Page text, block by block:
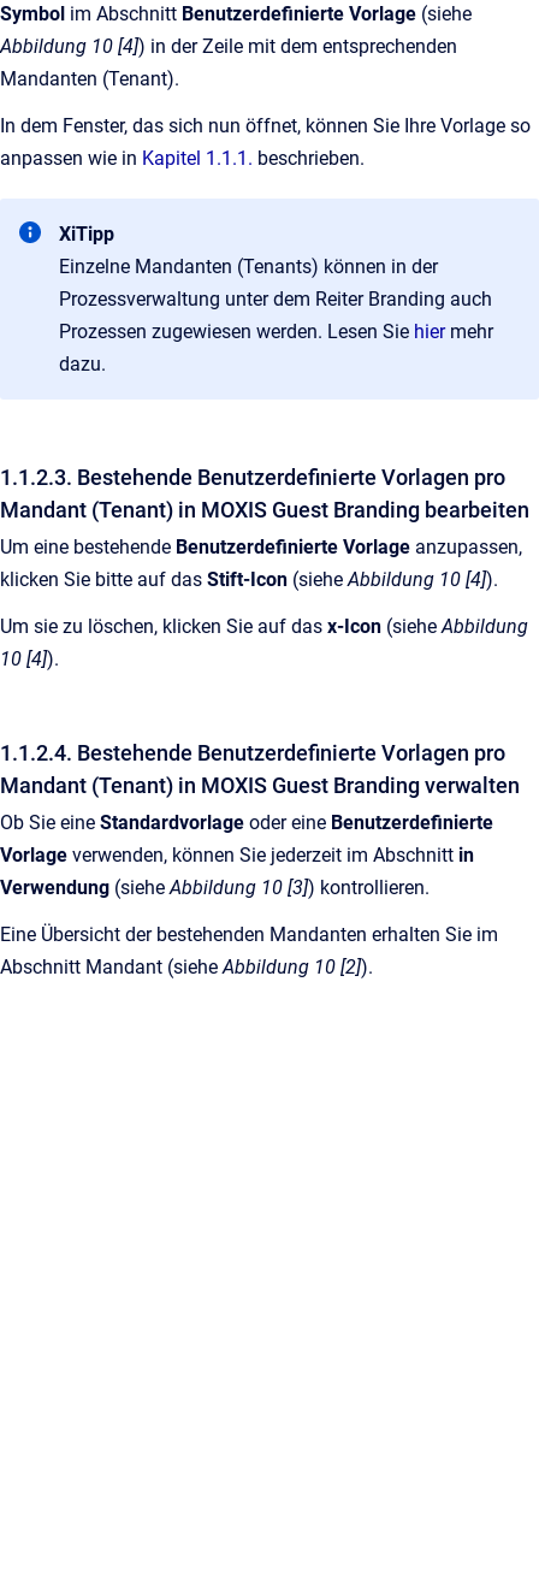
Symbol im Abschnitt Benutzerdefinierte Vorlage (siehe
Abbildung 10 [4]) in der Zeile mit dem entsprechenden
Mandanten (Tenant).
In dem Fenster, das sich nun öffnet, können Sie Ihre Vorlage so
anpassen wie in Kapitel 1.1.1. beschrieben.
XiTipp
Einzelne Mandanten (Tenants) können in der
Prozessverwaltung unter dem Reiter Branding auch
Prozessen zugewiesen werden. Lesen Sie hiermehr
dazu.
1.1.2.3. Bestehende Benutzerdefinierte Vorlagen pro
Mandant (Tenant) in MOXIS Guest Branding bearbeiten
Um eine bestehende Benutzerdefinierte Vorlage anzupassen,
klicken Sie bitte auf das Stift-Icon (siehe Abbildung 10 [4]).
Um sie zu löschen, klicken Sie auf das x-Icon (siehe Abbildung
10 [4]).
1.1.2.4. Bestehende Benutzerdefinierte Vorlagen pro
Mandant (Tenant) in MOXIS Guest Branding verwalten
Ob Sie eine Standardvorlage oder eine Benutzerdefinierte
Vorlage verwenden, können Sie jederzeit im Abschnitt in
Verwendung (siehe Abbildung 10 [3]) kontrollieren.
Eine Übersicht der bestehenden Mandanten erhalten Sie im
Abschnitt Mandant (siehe Abbildung 10 [2]).